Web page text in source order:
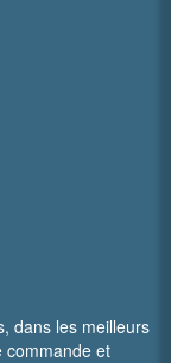
dans les meilleurs
commande et